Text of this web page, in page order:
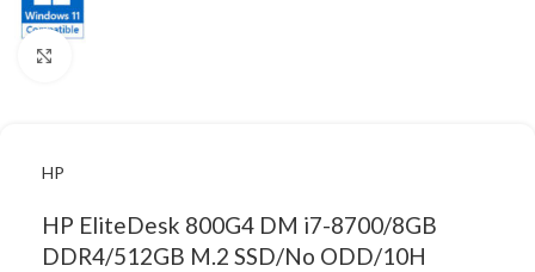
HP
HP EliteDesk 800G4 DM i7-8700/8GB
DDR4/512GB M.2 SSD/No ODD/10H